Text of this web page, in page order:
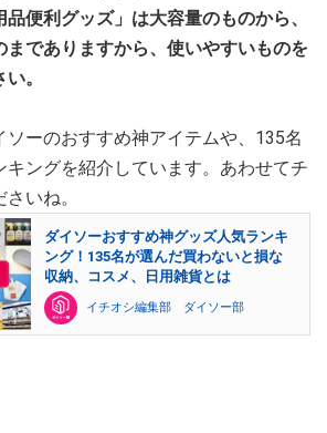
便利グッズ」は大容量のものから、
までありますから、使いやすいものを
。
ソーのおすすめ神アイテムや、135名
キングを紹介しています。あわせてチ
いね。
ダイソーおすすめ神グッズ人気ランキ
ング！135名が選んだ買わないと損な
収納、コスメ、日用雑貨とは
イチオシ編集部 ダイソー部